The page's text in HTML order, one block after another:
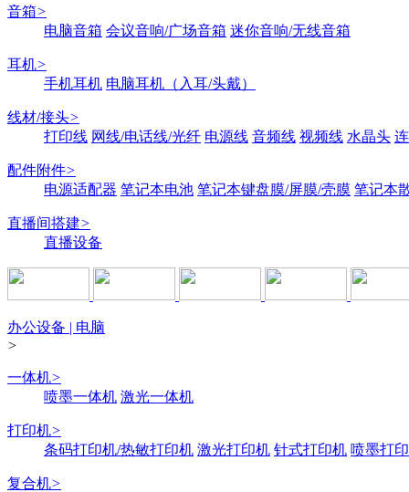
音箱>
电脑音箱 会议音响/广场音箱 迷你音响/无线音箱
耳机>
手机耳机 电脑耳机（入耳/头戴）
线材/接头>
打印线 网线/电话线/光纤 电源线 音频线 视频线 水晶头
配件附件>
电源适配器 笔记本电池 笔记本键盘膜/屏膜/壳膜 笔记本
直播间搭建>
直播设备
办公设备 | 电脑
>
一体机>
喷墨一体机 激光一体机
打印机>
条码打印机/热敏打印机 激光打印机 针式打印机 喷墨打
复合机>